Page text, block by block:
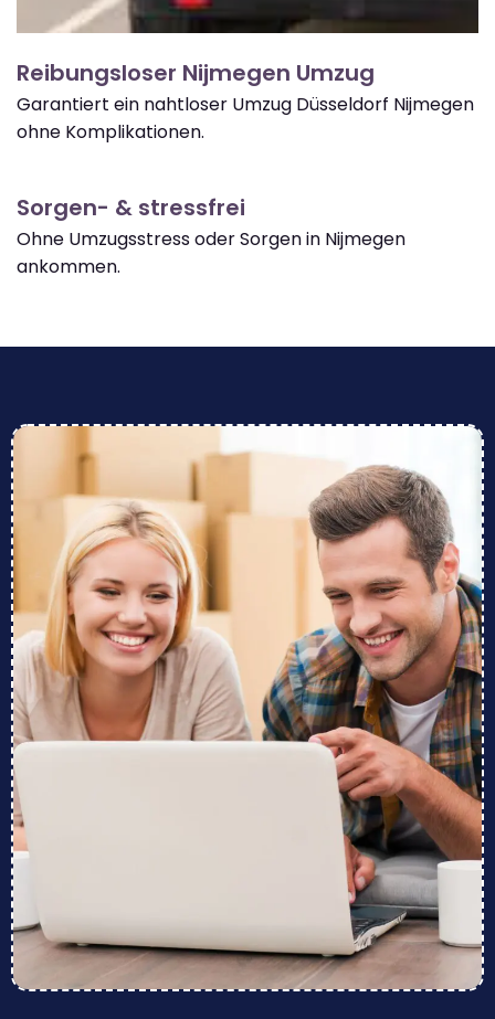
Reibungsloser Nijmegen Umzug
Garantiert ein nahtloser Umzug Düsseldorf Nijmegen
ohne Komplikationen.
Sorgen- & stressfrei
Ohne Umzugsstress oder Sorgen in Nijmegen
ankommen.